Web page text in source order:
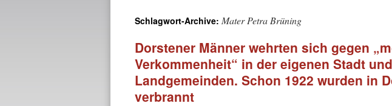
Schlagwort-Archive: Mater Petra Brüning
Dorstener Männer wehrten sich gegen
Verkommenheit“ in der eigenen Stadt
Landgemeinden. Schon 1922 wurden in
verbrannt